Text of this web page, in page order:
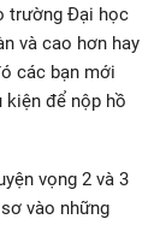
trường Đại học
và cao hơn hay
các bạn mới
kiện để nộp hồ
vọng 2 và 3
vào những